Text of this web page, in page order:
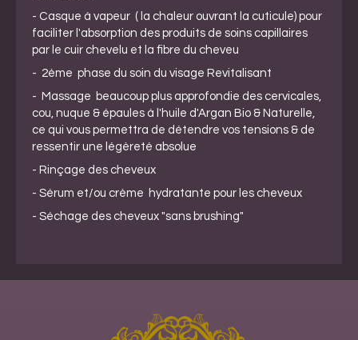
- Casque à vapeur ( la chaleur ouvrant la cuticule) pour
faciliter l'absorption des produits de soins capillaires
par le cuir chevelu et la fibre du cheveu
- 2ème phase du soin du visage Revitalisant
- Massage beaucoup plus approfondie des cervicales,
cou, nuque & épaules à l'huile d'Argan Bio & Naturelle,
ce qui vous permettra de détendre vos tensions & de
ressentir une légèreté absolue
- Rinçage des cheveux
- Sérum et/ou crème hydratante pour les cheveux
- Séchage des cheveux "sans brushing"